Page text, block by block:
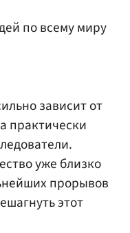
по всему миру
зависит от
практически
уже близко
прорывов
этот